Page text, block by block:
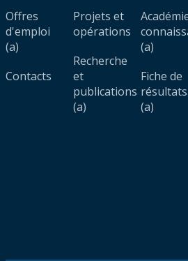
Offres
d'emploi
(a)
Contacts
Projets et
opérations
Recherche
et
publications
(a)
(a)
Fiche de
résultats
(a)